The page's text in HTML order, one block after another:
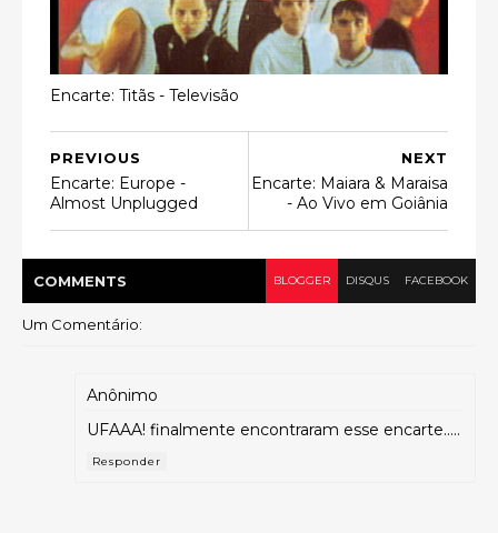
Encarte: Titãs - Televisão
NEXT
Encarte: Maiara & Maraisa
- Ao Vivo em Goiânia
PREVIOUS
Encarte: Europe -
Almost Unplugged
COMMENTS BLOGGER DISQUS FACEBOOK
Um Comentário:
Anônimo
UFAAA! finalmente encontraram esse encarte.....
Responder